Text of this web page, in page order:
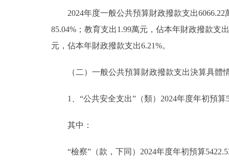
2024年度一般公共預算財政撥款支出
85.04%；教育支出1.99萬元，佔本年財政撥款支
元，佔本年財政撥款支出6.21%。
（二）一般公共預算財政撥款支出決算具體
1、“公共安全支出”（類）2024年度年初預
其中：
“檢察”（款，下同）2024年度年初預算